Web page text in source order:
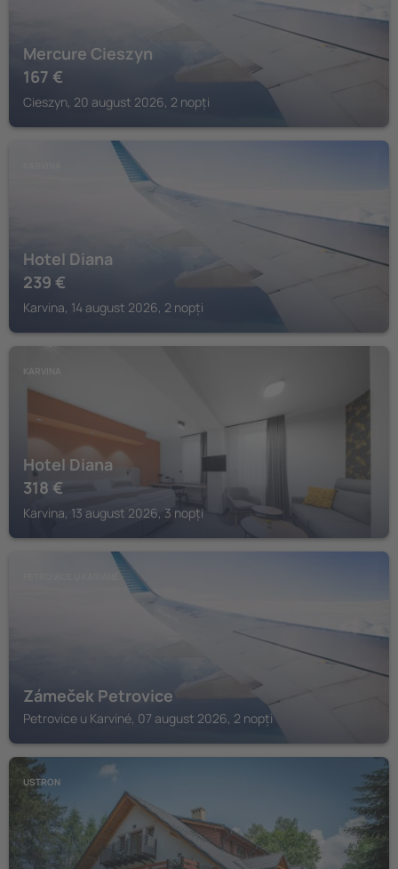
Mercure Cieszyn
167 €
Cieszyn, 20 august 2026, 2 nopți
Hotel Diana
239 €
Karvina, 14 august 2026, 2 nopți
KARVINA
Hotel Diana
318 €
Karvina, 13 august 2026, 3 nopți
Zámeček Petrovice
Petrovice u Karviné, 07 august 2026, 2 nopți
USTRON